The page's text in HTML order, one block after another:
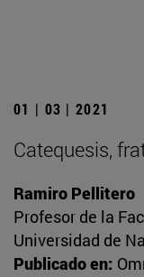
01 | 03 | 2021
Catequesis,
Ramiro Pellitero
Profesor de la
Universidad de
Publicado en: